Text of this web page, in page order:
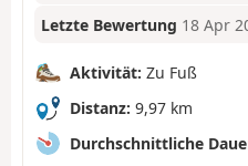
Letzte Bewertung 18 Apr
Aktivität: Zu Fuß
Distanz: 9,97 km
Durchschnittliche